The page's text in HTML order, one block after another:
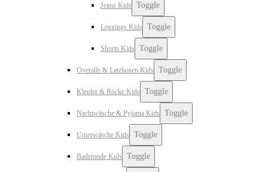
Jeans Kids Toggle
Leggings Kids Toggle
Shorts Kids Toggle
Overalls & Latzhosen Kids Toggle
Kleider & Röcke Kids Toggle
Nachtwäsche & Pyjama Kids Toggle
Unterwäsche Kids Toggle
Bademode Kids Toggle